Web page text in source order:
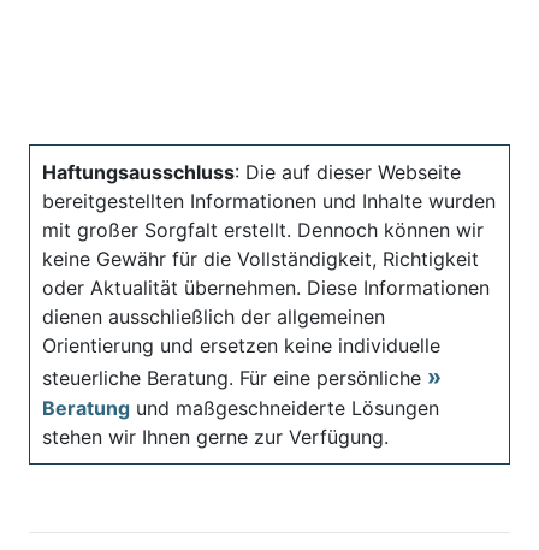
Haftungsausschluss: Die auf dieser Webseite
bereitgestellten Informationen und Inhalte wurden
mit großer Sorgfalt erstellt. Dennoch können wir
keine Gewähr für die Vollständigkeit, Richtigkeit
oder Aktualität übernehmen. Diese Informationen
dienen ausschließlich der allgemeinen
Orientierung und ersetzen keine individuelle
steuerliche Beratung. Für eine persönliche
Beratung und maßgeschneiderte Lösungen
stehen wir Ihnen gerne zur Verfügung.